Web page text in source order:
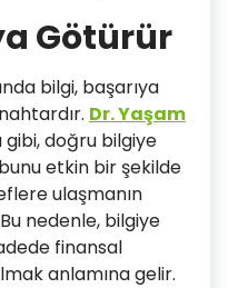
Götürür
bilgi, başarıya
Dr. Yaşam
gibi, doğru bilgiye
etkin bir şekilde
ulaşmanın
nedenle, bilgiye
finansal
anlamına gelir.